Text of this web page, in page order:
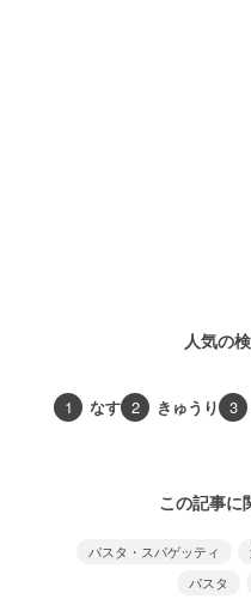
人気の
1 なす 2 きゅうり 3
この記事に
パスタ・スパゲッティ
パスタ